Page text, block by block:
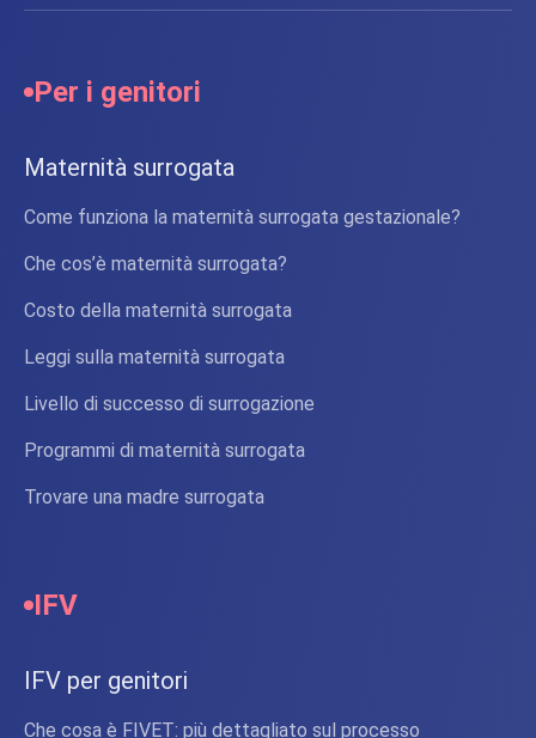
Per i genitori
Maternità surrogata
Come funziona la maternità surrogata gestazionale?
Che cos’è maternità surrogata?
Costo della maternità surrogata
Leggi sulla maternità surrogata
Livello di successo di surrogazione
Programmi di maternità surrogata
Trovare una madre surrogata
IFV
IFV per genitori
Che cosa è FIVET: più dettagliato sul processo